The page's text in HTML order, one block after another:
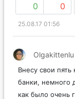
0 0
25.08.17 01:56
Olgakittenlu
Внесу свои
банки, немного
как было очень